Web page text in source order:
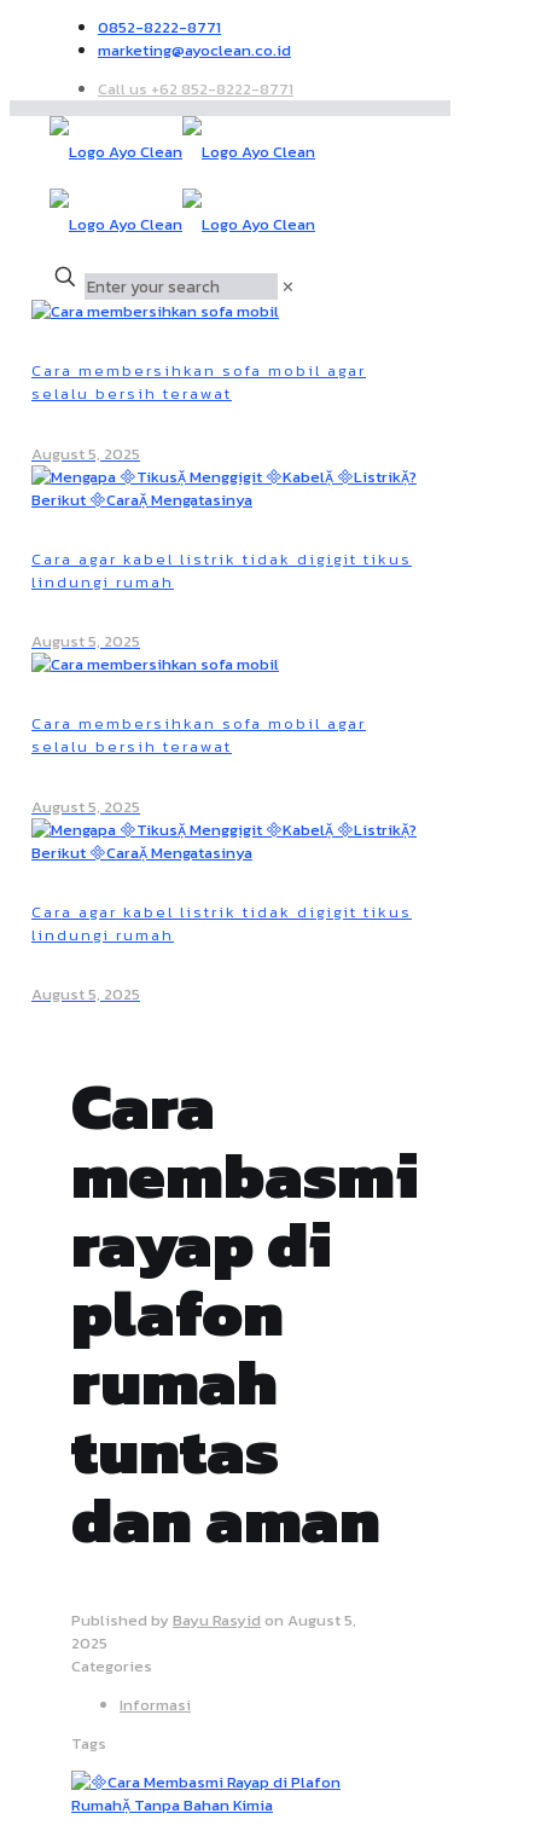
0852-8222-8771
marketing@ayoclean.co.id
Call us +62 852-8222-8771
✕
Cara membersihkan sofa mobil agar
selalu bersih terawat
August 5, 2025
Cara agar kabel listrik tidak digigit tikus
lindungi rumah
August 5, 2025
Cara membersihkan sofa mobil agar
selalu bersih terawat
August 5, 2025
Cara agar kabel listrik tidak digigit tikus
lindungi rumah
August 5, 2025
Cara
membasmi
rayap di
plafon
rumah
tuntas
dan aman
Published by Bayu Rasyid on August 5,
2025
Categories
Informasi
Tags